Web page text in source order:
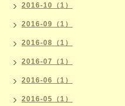
2016-10（1）
2016-09（1）
2016-08（1）
2016-07（1）
2016-06（1）
2016-05（1）